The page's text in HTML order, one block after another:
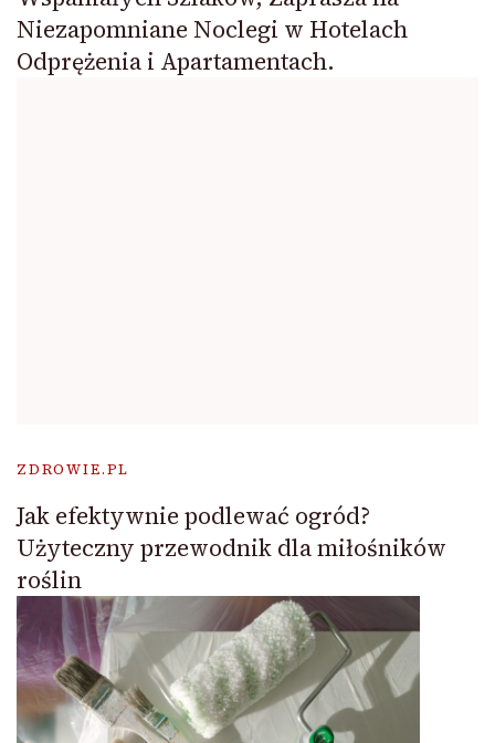
Niezapomniane Noclegi w Hotelach
Odprężenia i Apartamentach.
ZDROWIE.PL
Jak efektywnie podlewać ogród?
Użyteczny przewodnik dla miłośników
roślin